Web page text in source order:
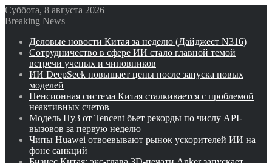
Суббота, 8 августа 2026
Breaking News
Деловые новости Китая за неделю (Дайджест N316)
Сотрудничество в сфере ИИ стало главной темой
встречи ученых и чиновников
ИИ DeepSeek повышает цены после запуска новых
моделей
Пенсионная система Китая сталкивается с проблемой
неактивных счетов
Модель Hy3 от Tencent бьет рекорды по числу API-
вызовов за первую неделю
Чипы Huawei отвоевывают рынок ускорителей ИИ на
фоне санкций